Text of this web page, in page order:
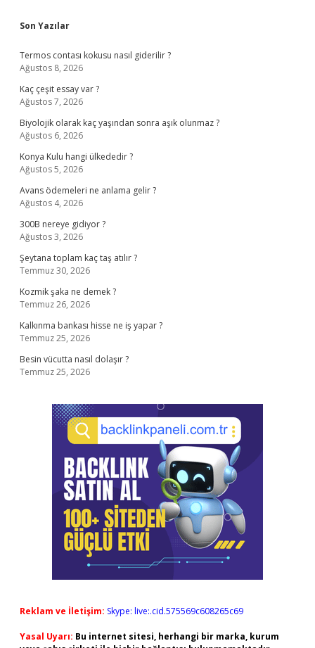
Sidebar
Son Yazılar
Termos contası kokusu nasıl giderilir ?
Ağustos 8, 2026
Kaç çeşit essay var ?
Ağustos 7, 2026
Biyolojik olarak kaç yaşından sonra aşık olunmaz ?
Ağustos 6, 2026
Konya Kulu hangi ülkededir ?
Ağustos 5, 2026
Avans ödemeleri ne anlama gelir ?
Ağustos 4, 2026
300B nereye gidiyor ?
Ağustos 3, 2026
Şeytana toplam kaç taş atılır ?
Temmuz 30, 2026
Kozmik şaka ne demek ?
Temmuz 26, 2026
Kalkınma bankası hisse ne iş yapar ?
Temmuz 25, 2026
Besin vücutta nasıl dolaşır ?
Temmuz 25, 2026
Reklam ve İletişim: Skype: live:.cid.575569c608265c69
Yasal Uyarı: Bu internet sitesi, herhangi bir marka, kurum